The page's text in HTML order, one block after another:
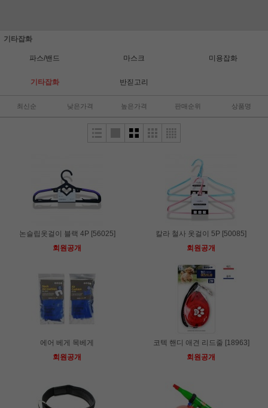
기타잡화
파스/밴드 마스크 미용잡화
기타잡화 반짇고리
최신순 낮은가격 높은가격 판매순위 상품명
논슬립옷걸이 블랙 4P [56025]
회원공개
칼라 철사 옷걸이 5P [50085]
회원공개
에어 베게 목베게
회원공개
코텍 핸디 애견 리드줄 [18963]
회원공개